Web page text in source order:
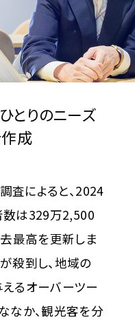
とりのニーズ
成
査によると、2024
は329万2,500
最高を更新しま
殺到し、地域の
るオーバーツー
なか、観光客を分